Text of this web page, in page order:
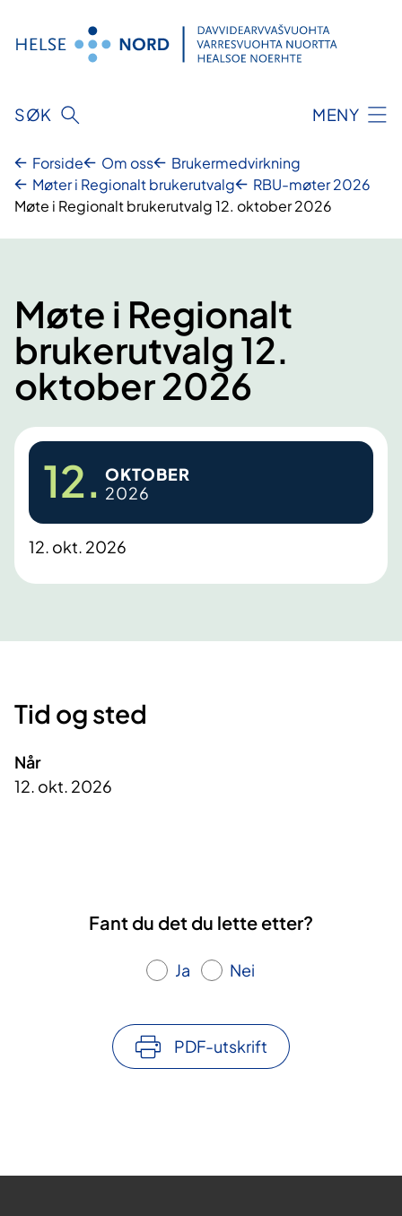
innhold
SØK MENY
Forside Om oss
Brukermedvirkning
Møter i Regionalt brukerutvalg
RBU-møter 2026
Møte i Regionalt brukerutvalg 12. oktober 2026
Møte i Regionalt
brukerutvalg 12.
oktober 2026
12. OKTOBER
2026
12. okt. 2026
Tid og sted
Når
12. okt. 2026
Fant du det du lette etter?
Ja Nei
PDF-utskrift